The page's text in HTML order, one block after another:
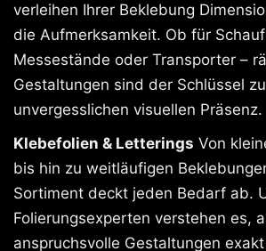
verleihen Ihrer Beklebung
die Aufmerksamkeit. Ob für
Messestände oder Transporter –
Gestaltungen sind der Schlüssel
unvergesslichen visuellen Präsenz.
Klebefolien & Letterings Von
bis hin zu weitläufigen
Sortiment deckt jeden Bedarf ab.
Folierungsexperten verstehen es,
anspruchsvolle Gestaltungen